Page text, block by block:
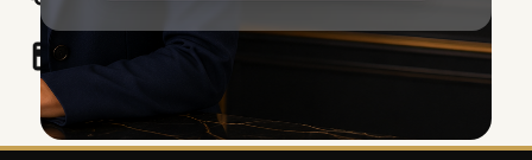
Paiements sécurisés SSL